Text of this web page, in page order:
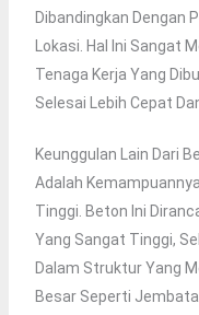
Dibandingkan Dengan
Lokasi. Hal Ini Sangat
Tenaga Kerja Yang
Selesai Lebih Cepat
Keunggulan Lain Dari
Adalah
Tinggi. Beton Ini
Yang Sangat Tinggi,
Dalam Struktur Yang
Besar Seperti